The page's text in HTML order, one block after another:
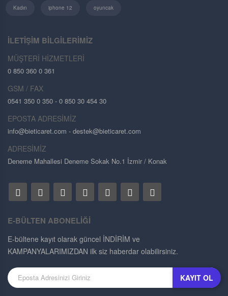
Kadın iphone 12 oyuncak
İLETİŞİM BİLGİLERİMİZ
MÜŞTERİ HİZMETLERİ
0 850 360 0 361
GSM / FAX
0541 350 0 350 - 0 850 30 454 30
EPOSTA ADRESİMİZ
info@bieticaret.com - destek@bieticaret.com
ADRESİMİZ
Deneme Mahallesi Deneme Sokak No.1 İzmir / Konak
E-BÜLTEN ABONELİĞİ
E-bültene kayıt olarak güncel İNDİRİM ve
KAMPANYALARIMIZDAN ilk siz haberdar olabilirsiniz.
KAYIT OL